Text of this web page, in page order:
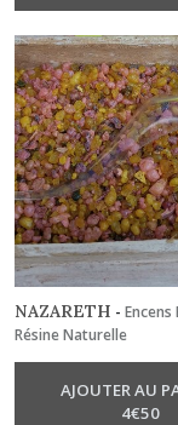
NAZARETH - Encens
Résine Naturelle
AJOUTER AU
4€50